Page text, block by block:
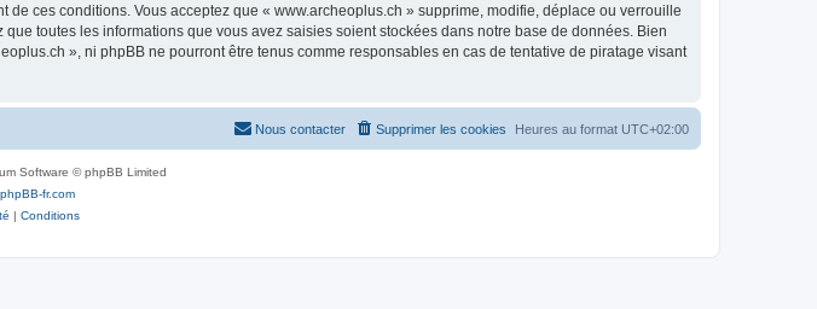
ces conditions. Vous acceptez que « www.archeoplus.ch » supprime, modifie, déplace ou verrouille
toutes les informations que vous avez saisies soient stockées dans notre base de données. Bien
», ni phpBB ne pourront être tenus comme responsables en cas de tentative de piratage visant
Heures au format UTC+02:00
Supprimer les cookies
Nous contacter
Software © phpBB Limited
phpBB-fr.com
| Conditions